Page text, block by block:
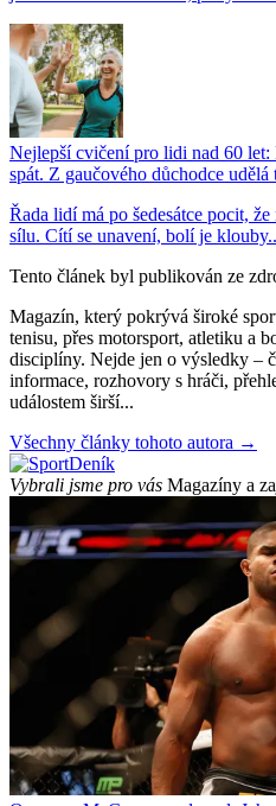
Nejlepší cvičení pro lidi nad 60 let:
spát. Z gaučového důchodce udělá
Řada lidí má po šedesátce pocit,
sílu. Cítí se unavení, bolí je
Tento článek byl publikován ze
Magazín, který pokrývá široké
tenisu, přes motorsport, atletiku a
disciplíny. Nejde jen o výsledky –
informace, rozhovory s hráči,
událostem širší...
Všechny články tohoto autora →
Vybrali jsme pro vás Magazíny a